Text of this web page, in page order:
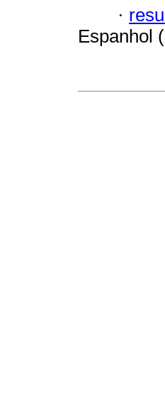
·
Espanhol (